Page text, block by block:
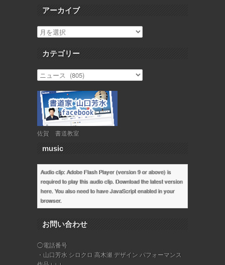
アーカイブ
カテゴリー
佐賀 書道教室
music
Audio clip: Adobe Flash Player (version 9 or above) is
required to play this audio clip. Download the latest version
here. You also need to have JavaScript enabled in your
browser.
お問い合わせ
◯電話番号
・山口芳水 シロクロ 高木瀬 デザイン パフォーマンス